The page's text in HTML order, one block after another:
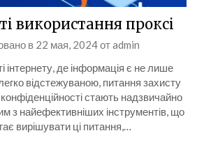
використання проксі
в 22 мая, 2024отadmin
інтернету, де інформація є не лише
відстежуваною, питання захисту
стають надзвичайно
з найефективніших інструментів, що
вирішувати ці питання,…